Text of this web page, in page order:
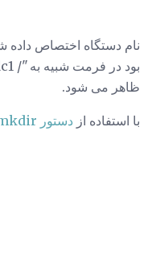
ظاهر می شود.
با استفاده از دستور mkdir